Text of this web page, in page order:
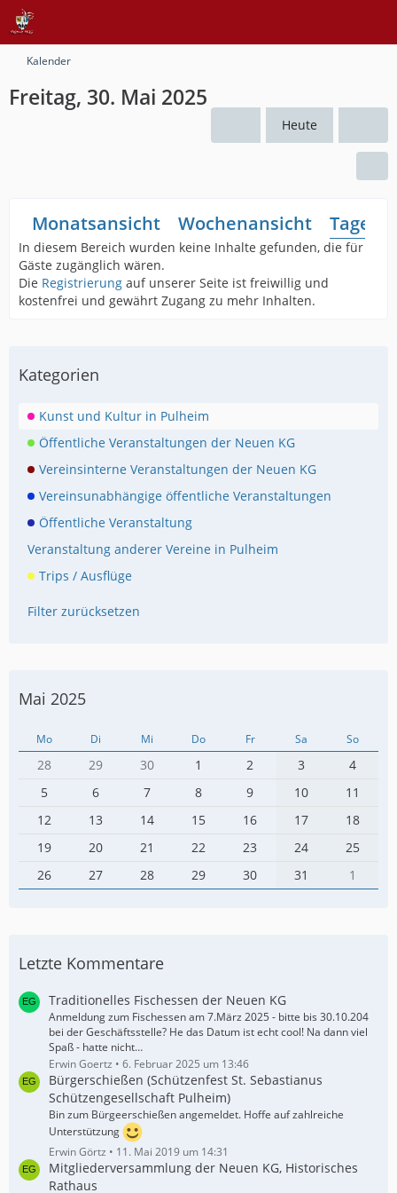
Kalender
Freitag, 30. Mai 2025
Heute
Monatsansicht Wochenansicht
In diesem Bereich wurden keine Inhalte gefunden, die für
Gäste zugänglich wären.
Die Registrierung auf unserer Seite ist freiwillig und
kostenfrei und gewährt Zugang zu mehr Inhalten.
Kategorien
Kunst und Kultur in Pulheim
Öffentliche Veranstaltungen der Neuen KG
Vereinsinterne Veranstaltungen der Neuen KG
Vereinsunabhängige öffentliche Veranstaltungen
Öffentliche Veranstaltung
Veranstaltung anderer Vereine in Pulheim
Trips / Ausflüge
Filter zurücksetzen
Mai 2025
Mo Di Mi Do Fr Sa So
28 29 30 1 2 3
4
5
6 7 8 9 10
11
12
13 14 15 16 17
18
19
20 21 22 23 24
25
26
27 28 29 30 31 1
Letzte Kommentare
Traditionelles Fischessen der Neuen KG
Anmeldung zum Fischessen am 7.März 2025 - bitte bis 30.10.204
bei der Geschäftsstelle? He das Datum ist echt cool! Na dann viel
Spaß - hatte nicht…
Erwin Goertz
6. Februar 2025 um 13:46
Bürgerschießen (Schützenfest St. Sebastianus
Schützengesellschaft Pulheim)
Bin zum Bürgeerschießen angemeldet. Hoffe auf zahlreiche
Unterstützung
Erwin Görtz
11. Mai 2019 um 14:31
Mitgliederversammlung der Neuen KG, Historisches
Rathaus